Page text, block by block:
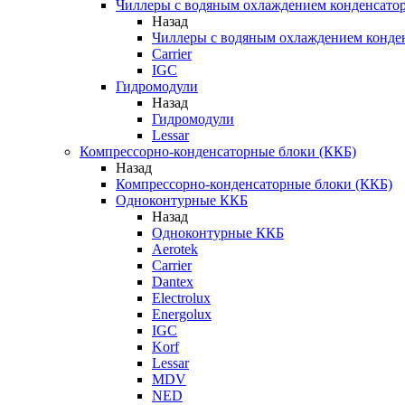
Чиллеры с водяным охлаждением
Назад
Чиллеры с водяным охлаждением
Carrier
IGC
Гидромодули
Назад
Гидромодули
Lessar
Компрессорно-конденсаторные блоки (ККБ)
Назад
Компрессорно-конденсаторные блоки (ККБ)
Одноконтурные ККБ
Назад
Одноконтурные ККБ
Aerotek
Carrier
Dantex
Electrolux
Energolux
IGC
Korf
Lessar
MDV
NED